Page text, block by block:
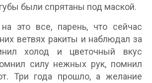
были спрятаны под маской.
это все, парень, что сейчас
ветвях ракиты и наблюдал за
холод и цветочный вкус
силу нежных рук, помнил
Три года прошло, а желание